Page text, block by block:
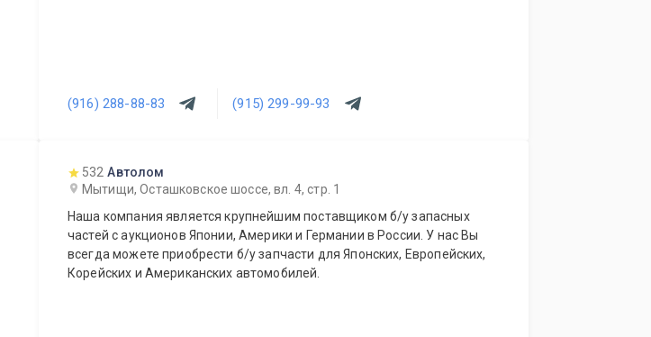
(916) 288-88-83 (915) 299-99-93
532 Автолом
Мытищи, Осташковское шоссе, вл. 4, стр. 1
Наша компания является крупнейшим поставщиком б/у запасных
частей с аукционов Японии, Америки и Германии в России. У нас Вы
всегда можете приобрести б/у запчасти для Японских, Европейских,
Корейских и Американских автомобилей.